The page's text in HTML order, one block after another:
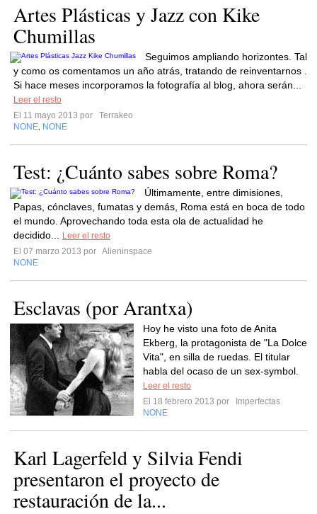
Artes Plásticas y Jazz con Kike
Chumillas
Seguimos ampliando horizontes. Tal
y como os comentamos un año atrás, tratando de reinventarnos .
Si hace meses incorporamos la fotografía al blog, ahora serán...
Leer el resto
El 11 mayo 2013 por
Terrakeo
NONE NONE
Test: ¿Cuánto sabes sobre Roma?
Últimamente, entre dimisiones,
Papas, cónclaves, fumatas y demás, Roma está en boca de todo
el mundo. Aprovechando toda esta ola de actualidad he
decidido...
Leer el resto
El 07 marzo 2013 por Alieninspace
NONE
Esclavas (por Arantxa)
Hoy he visto una foto de Anita
Ekberg, la protagonista de "La Dolce
Vita", en silla de ruedas. El titular
habla del ocaso de un sex-symbol.
Leer el resto
El 18 febrero 2013 por
Imperfectas
NONE
Karl Lagerfeld y Silvia Fendi
presentaron el proyecto de
restauración de la...